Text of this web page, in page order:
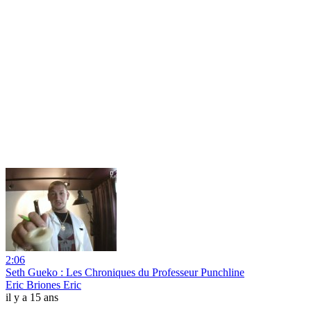
2:06
Seth Gueko : Les Chroniques du Professeur Punchline
Eric Briones Eric
il y a 15 ans